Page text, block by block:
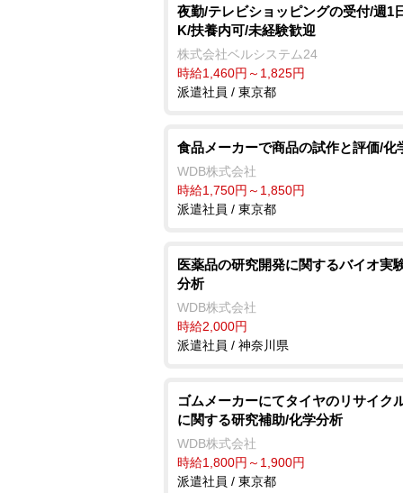
夜勤/テレビショッピングの受付/週1
K/扶養内可/未経験歓迎
株式会社ベルシステム24
時給1,460円～1,825円
派遣社員 / 東京都
食品メーカーで商品の試作と評価/化
WDB株式会社
時給1,750円～1,850円
派遣社員 / 東京都
医薬品の研究開発に関するバイオ実
分析
WDB株式会社
時給2,000円
派遣社員 / 神奈川県
ゴムメーカーにてタイヤのリサイク
に関する研究補助/化学分析
WDB株式会社
時給1,800円～1,900円
派遣社員 / 東京都